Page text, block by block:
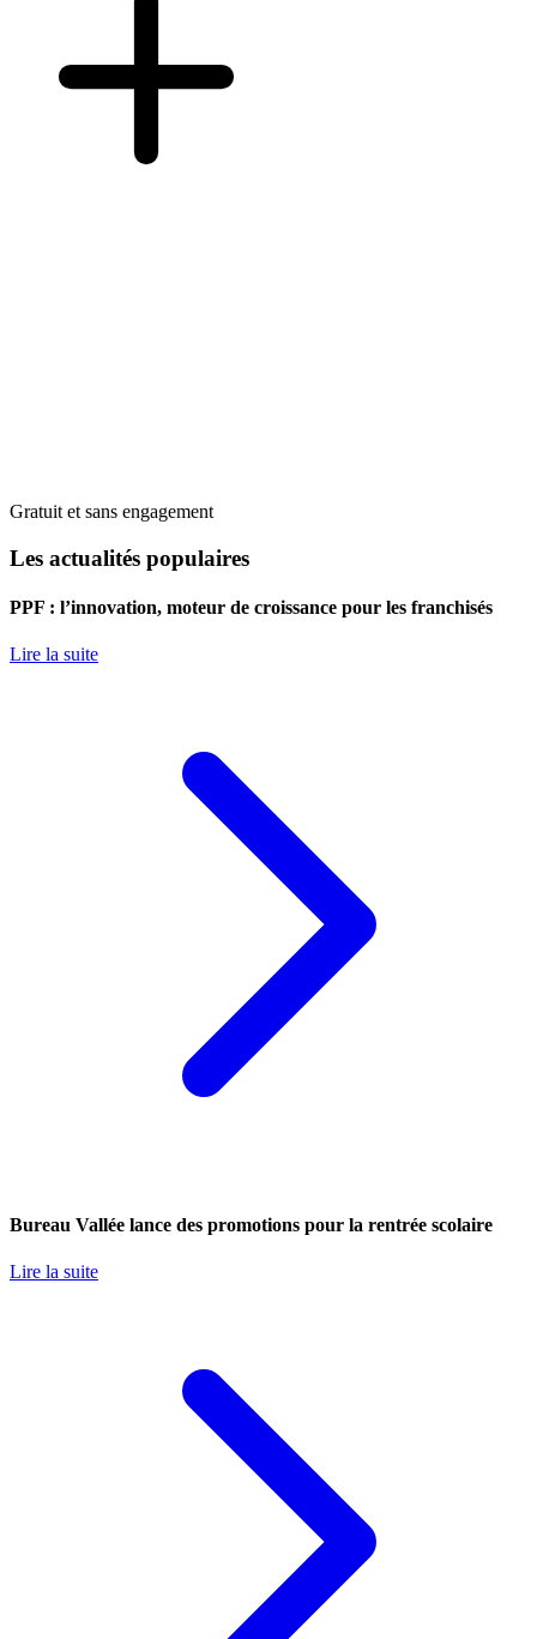
Gratuit et sans engagement
Les actualités populaires
PPF : l’innovation, moteur de croissance pour les franchisés
Lire la suite
Bureau Vallée lance des promotions pour la rentrée scolaire
Lire la suite